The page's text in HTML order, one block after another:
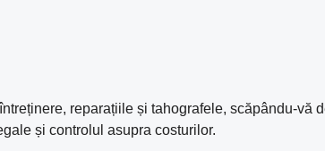
reparațiile și tahografele, scăpându-vă
și controlul asupra costurilor.